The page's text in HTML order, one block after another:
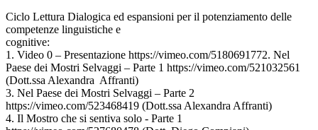
Ciclo Lettura Dialogica ed espansioni per il potenziamento delle
competenze linguistiche e
cognitive:
1. Video 0 – Presentazione https://vimeo.com/5180691772. Nel
Paese dei Mostri Selvaggi – Parte 1 https://vimeo.com/521032561
(Dott.ssa Alexandra Affranti)
3. Nel Paese dei Mostri Selvaggi – Parte 2
https://vimeo.com/523468419 (Dott.ssa Alexandra Affranti)
4. Il Mostro che si sentiva solo - Parte 1